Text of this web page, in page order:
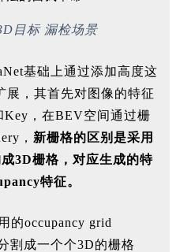
目标 漏检场景
基础上通过添加高度这
展，其首先对图像的特征
Key，在BEV空间通过栅
， 新栅格的区别是采用
3D栅格，对应生成的特
特征。
的occupancy grid
割成一个个3D的栅格